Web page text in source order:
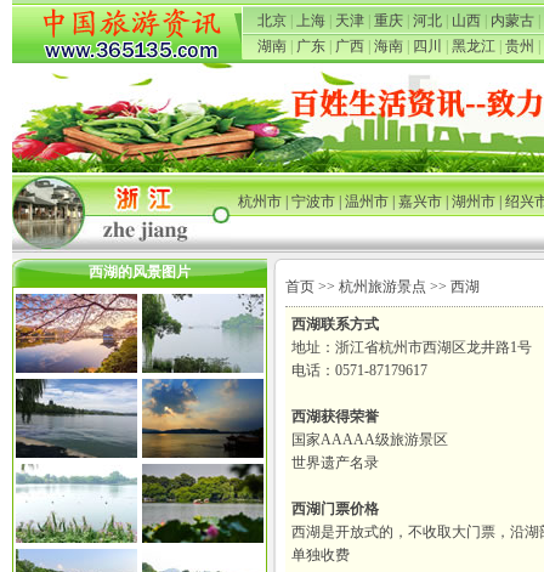
北京 上海 天津 重庆 河北 山西 内蒙古
湖南
广东 广西 海南 四川 黑龙江 贵州
杭州市|宁波市|温州市|嘉兴市|湖州市|绍兴
西湖的风景图片
首页 >> 杭州旅游景点 >> 西湖
西湖联系方式
地址：浙江省杭州市西湖区龙井路1号
电话：0571-87179617
西湖获得荣誉
国家AAAAA级旅游景区
世界遗产名录
西湖门票价格
西湖是开放式的，不收取大门票，沿湖
单独收费